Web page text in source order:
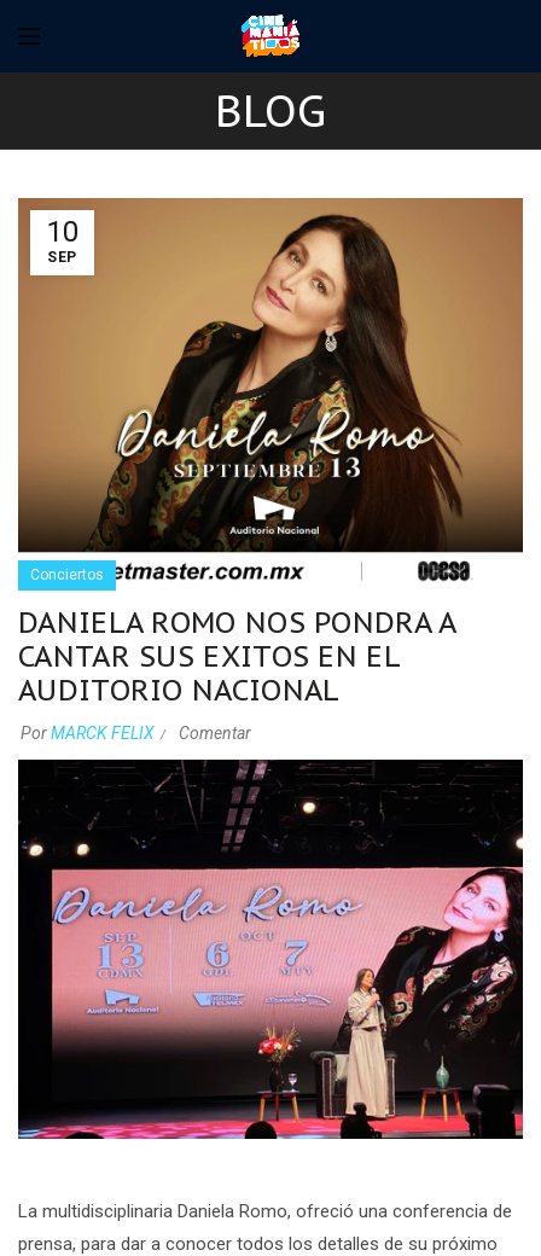
BLOG
10
SEP
Conciertos
DANIELA ROMO NOS PONDRA A
CANTAR SUS EXITOS EN EL
AUDITORIO NACIONAL
PorMARCK FELIX Comentar
La multidisciplinaria Daniela Romo, ofreció una conferencia de
prensa, para dar a conocer todos los detalles de su próximo